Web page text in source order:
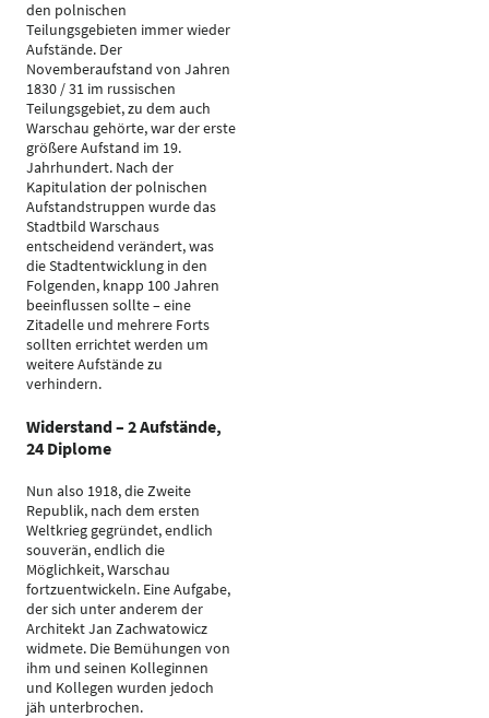
den polnischen
Teilungsgebieten immer wieder
Aufstände. Der
Novemberaufstand von Jahren
1830 / 31 im russischen
Teilungsgebiet, zu dem auch
Warschau gehörte, war der erste
größere Aufstand im 19.
Jahrhundert. Nach der
Kapitulation der polnischen
Aufstandstruppen wurde das
Stadtbild Warschaus
entscheidend verändert, was
die Stadtentwicklung in den
Folgenden, knapp 100 Jahren
beeinflussen sollte – eine
Zitadelle und mehrere Forts
sollten errichtet werden um
weitere Aufstände zu
verhindern.
Widerstand – 2 Aufstände,
24 Diplome
Nun also 1918, die Zweite
Republik, nach dem ersten
Weltkrieg gegründet, endlich
souverän, endlich die
Möglichkeit, Warschau
fortzuentwickeln. Eine Aufgabe,
der sich unter anderem der
Architekt Jan Zachwatowicz
widmete. Die Bemühungen von
ihm und seinen Kolleginnen
und Kollegen wurden jedoch
jäh unterbrochen.